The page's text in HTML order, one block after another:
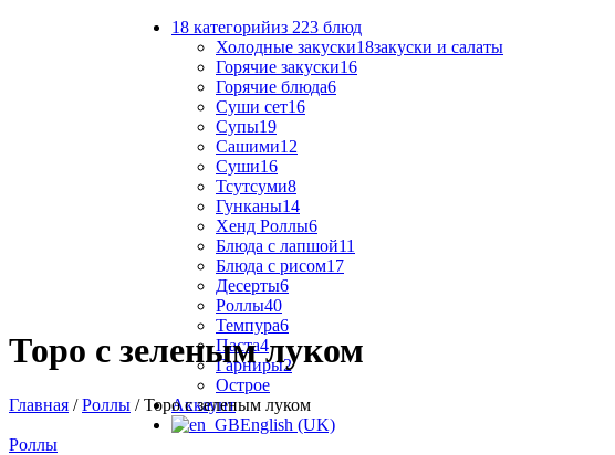
18 категорийиз 223 блюд
Холодные закуски18закуски и салаты
Горячие закуски16
Горячие блюда6
Суши сет16
Супы19
Сашими12
Суши16
Тсутсуми8
Гунканы14
Хенд Роллы6
Блюда с лапшой11
Блюда с рисом17
Десерты6
Роллы40
Темпура6
Паста4
Гарниры2
Острое
Аккаунт
English (UK)
Торо с зеленым луком
Главная /Роллы / Торо с зеленым луком
Роллы